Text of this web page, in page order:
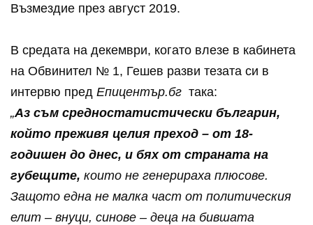
Възмездие през август 2019.
В средата на декември, когато влезе в кабинета
на Обвинител № 1, Гешев разви тезата си в
интервю пред Епицентър.бг така:
„Аз съм средностатистически българин,
който преживя целия преход – от 18-
годишен до днес, и бях от страната на
губещите, които не генерираха плюсове.
Защото една не малка част от политическия
елит – внуци, синове – деца на бившата